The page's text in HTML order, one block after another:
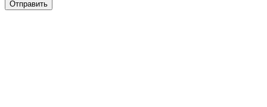
Отправить